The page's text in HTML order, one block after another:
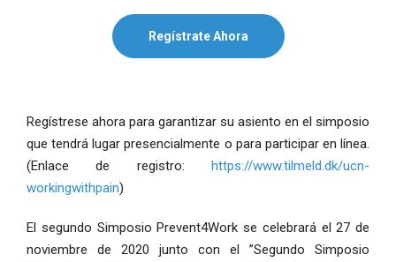
Regístrate Ahora
Regístrese ahora para garantizar su asiento en el simposio
que tendrá lugar presencialmente o para participar en línea.
(Enlace de registro: https://www.tilmeld.dk/ucn-
workingwithpain)
El segundo Simposio Prevent4Work se celebrará el 27 de
noviembre de 2020 junto con el ”Segundo Simposio